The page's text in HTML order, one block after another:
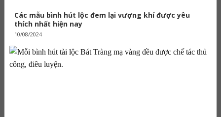
Các mẫu bình hút lộc đem lại vượng khí được yêu
thích nhất hiện nay
10/08/2024